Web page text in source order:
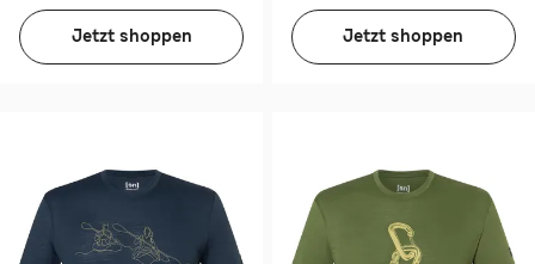
Jetzt shoppen Jetzt shoppen